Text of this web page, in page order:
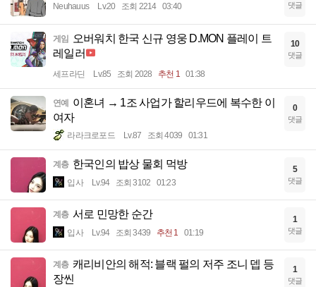
Neuhauus Lv.20 조회 2214 03:40 댓글
게임
오버워치 한국 신규 영웅 D.MON 플레이 트
레일러
세프라딘 Lv.85 조회 2028 추천 1 01:38
10
댓글
연예
이혼녀 → 1조 사업가 할리우드에 복수한 이
여자
라라크로포드 Lv.87 조회 4039 01:31
0
댓글
계층 한국인의 밥상 물회 먹방
입사 Lv.94 조회 3102 01:23
5
댓글
계층 서로 민망한 순간
입사 Lv.94 조회 3439 추천 1 01:19
1
댓글
계층 캐리비안의 해적: 블랙 펄의 저주 조니 뎁 등
장씬
1
댓글